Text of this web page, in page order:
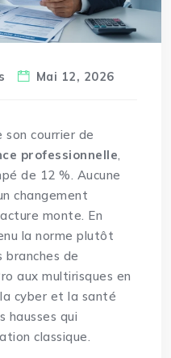
Mai 12, 2026
son courrier de
professionnelle,
de 12 %. Aucune
changement
monte. En
la norme plutôt
branches de
aux multirisques en
cyber et la santé
hausses qui
classique.